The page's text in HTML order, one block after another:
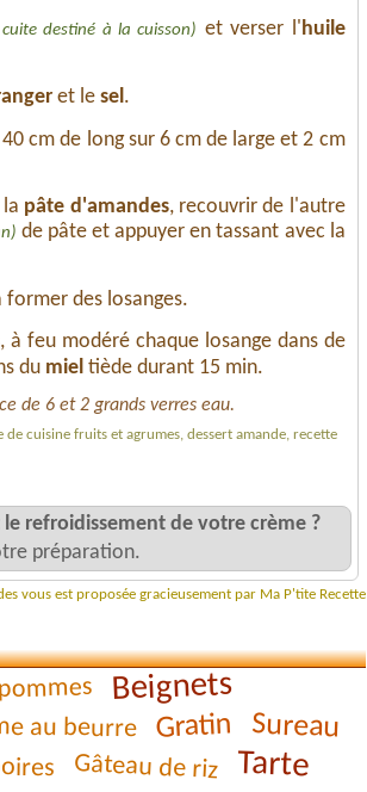
destiné à la cuisson) et verser l'huile
et le sel.
cm de long sur 6 cm de large et 2 cm
pâte d'amandes, recouvrir de l'autre
de pâte et appuyer en tassant avec la
des losanges.
à feu modéré chaque losange dans de
du mieltiède durant 15 min.
de 6 et 2 grands verres eau.
cuisine fruits et agrumes, dessert amande, recette
refroidissement de votre crème ?
préparation.
vous est proposée gracieusement par Ma P'tite Recette
Beignets
au beurre Gratin Sureau
Gâteau de riz Tarte